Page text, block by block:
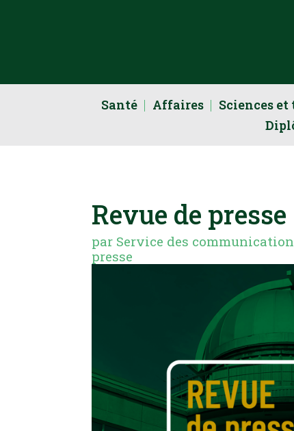
Santé Affaires Sciences
Revue de
par Service des
presse